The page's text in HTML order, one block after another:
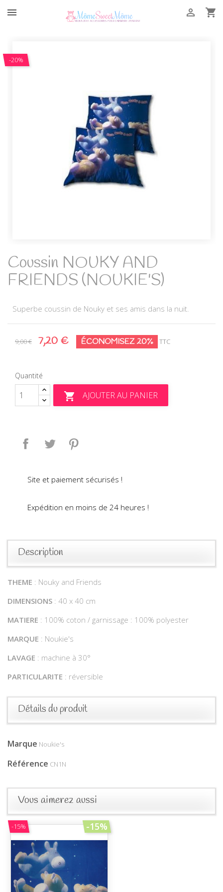
 

-20%
Coussin NOUKY AND
FRIENDS (NOUKIE'S)
Superbe coussin de Nouky et ses amis dans la nuit.
9,00 € 7,20 € ÉCONOMISEZ 20% TTC
Quantité
 AJOUTER AU PANIER
Partager Tweet
Site et paiement sécurisés !
Expédition en moins de 24 heures !
Description
THEME : Nouky and Friends
DIMENSIONS : 40 x 40 cm
MATIERE : 100% coton / garnissage : 100% polyester
MARQUE : Noukie's
LAVAGE : machine à 30°
PARTICULARITE : réversible
Détails du produit
Marque Noukie's
Référence CN1N
Vous aimerez aussi
-15% -15%